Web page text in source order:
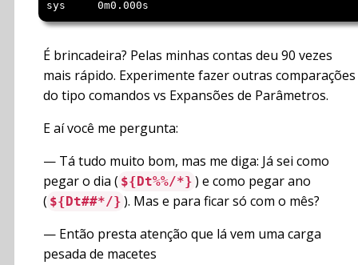
É brincadeira? Pelas minhas contas deu 90 vezes
mais rápido. Experimente fazer outras comparações
do tipo comandos vs Expansões de Parâmetros.
E aí você me pergunta:
— Tá tudo muito bom, mas me diga: Já sei como
pegar o dia ( ${Dt%%/*} ) e como pegar ano
( ${Dt##*/} ). Mas e para ficar só com o mês?
— Então presta atenção que lá vem uma carga
pesada de macetes